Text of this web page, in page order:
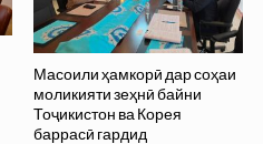
Масоили ҳамкорӣ дар соҳаи
моликияти зеҳнӣ байни
Тоҷикистон ва Корея
баррасӣ гардид